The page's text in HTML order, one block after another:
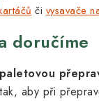
či vysavače
doručíme
paletovou
aby při